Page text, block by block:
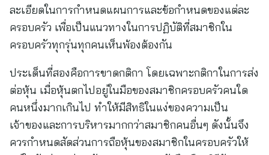
ละเอียดในการกำหนดแผนการและข้อกำหนดของแต่ละ
ครอบครัว เพื่อเป็นแนวทางในการปฏิบัติที่สมาชิกใน
ครอบครัวทุกรุ่นทุกคนเห็นพ้องต้องกัน
ประเด็นที่สองคือการขาดกติกา โดยเฉพาะกติกาในการส่ง
ต่อหุ้น เมื่อหุ้นตกไปอยู่ในมือของสมาชิกครอบครัวคนใด
คนหนึ่งมากเกินไป ทำให้มีสิทธิในแง่ของความเป็น
เจ้าของและการบริหารมากกว่าสมาชิกคนอื่นๆ ดังนั้นจึง
ควรกำหนดสัดส่วนการถือหุ้นของสมาชิกในครอบครัวให้